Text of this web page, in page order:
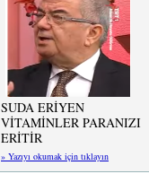
SUDA ERİYEN
VİTAMİNLER PARANIZI
ERİTİR
» Yazıyı okumak için tıklayın